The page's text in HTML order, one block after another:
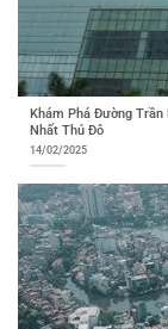
Khám Phá Đường Trần
Nhất Thủ Đô
14/02/2025